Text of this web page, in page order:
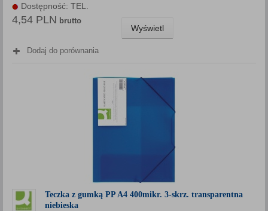
Dostępność: TEL.
4,54 PLN brutto
Wyświetl
Dodaj do porównania
Teczka z gumką PP A4 400mikr. 3-skrz. transparentna
niebieska